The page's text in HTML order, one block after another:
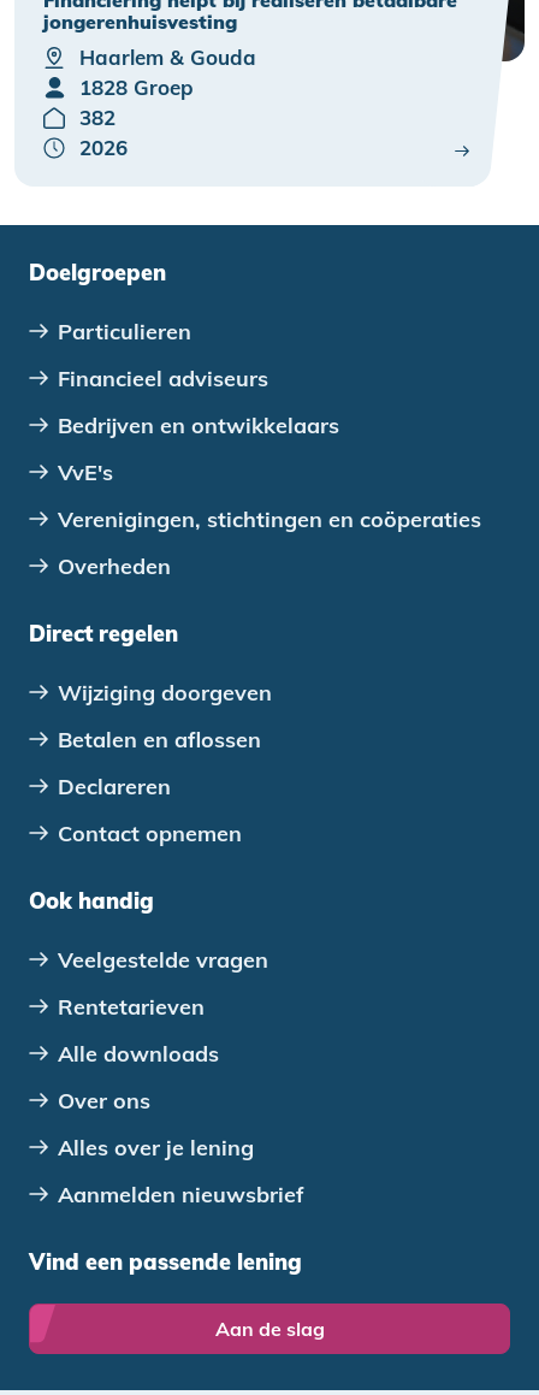
jongerenhuisvesting
Haarlem & Gouda
1828 Groep
382
2026
Doelgroepen
Particulieren
Financieel adviseurs
Bedrijven en ontwikkelaars
VvE's
Verenigingen, stichtingen en coöperaties
Overheden
Direct regelen
Wijziging doorgeven
Betalen en aflossen
Declareren
Contact opnemen
Ook handig
Veelgestelde vragen
Rentetarieven
Alle downloads
Over ons
Alles over je lening
Aanmelden nieuwsbrief
Vind een passende lening
Aan de slag